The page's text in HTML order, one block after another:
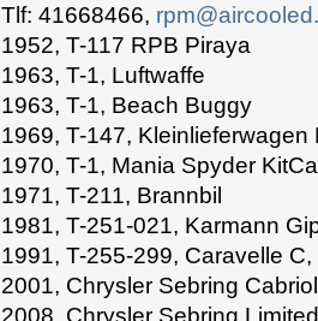
Tlf: 41668466,
1952, T-117 RPB Piraya
1963, T-1, Luftwaffe
1963, T-1, Beach Buggy
1969, T-147, Kleinlieferwagen
1970, T-1, Mania Spyder
1971, T-211, Brannbil
1981, T-251-021, Karmann
1991, T-255-299, Caravelle
2001, Chrysler Sebring
2008, Chrysler Sebring